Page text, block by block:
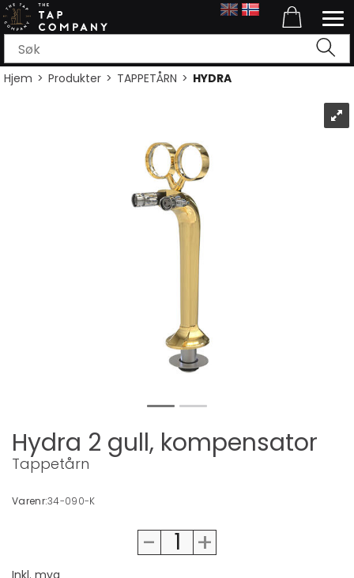
Hjem>Produkter>TAPPETÅRN>HYDRA
Hydra 2 gull, kompensator
Tappetårn
Varenr:34-090-K
- +
Inkl. mva